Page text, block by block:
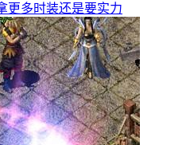
更多时装还是要实力